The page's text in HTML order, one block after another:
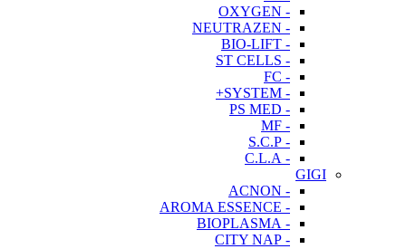
- OXYGEN
- NEUTRAZEN
- BIO-LIFT
- ST CELLS
- FC
- SYSTEM+
- PS MED
- MF
- S.C.P
- C.L.A
GIGI
- ACNON
- AROMA ESSENCE
- BIOPLASMA
- CITY NAP